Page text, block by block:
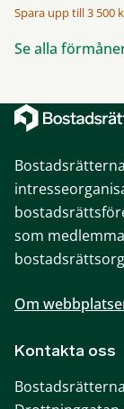
Spara upp till 3 500
Se alla
som
Om
Kontakta oss
Bostadsrätterna